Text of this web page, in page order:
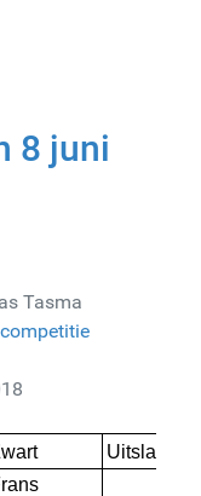
8 juni
Tasma
Uitslag